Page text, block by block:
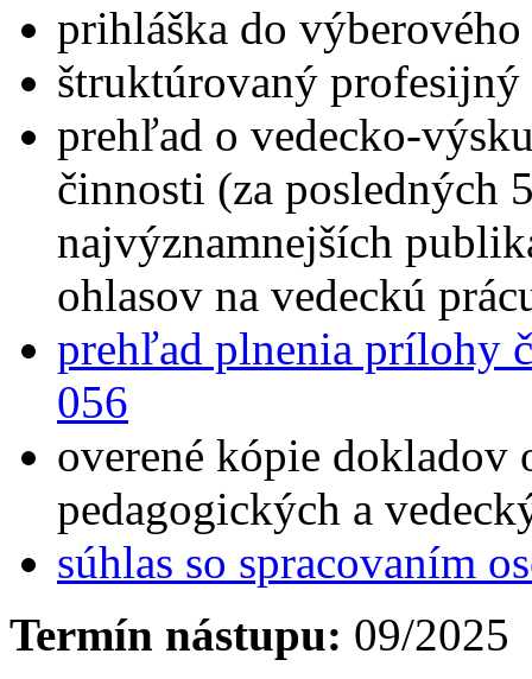
prihláška do
štruktúrovaný
prehľad o vedecko-
činnosti (za posledných
najvýznamnejších
ohlasov na vedeckú
prehľad plnenia prílohy
056
overené kópie dokladov
pedagogických a
súhlas so spracovaním
Termín nástupu: 09/2025